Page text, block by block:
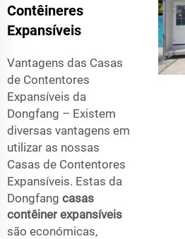
Contêineres
Expansíveis
Vantagens das Casas
de Contentores
Expansíveis da
Dongfang – Existem
diversas vantagens em
utilizar as nossas
Casas de Contentores
Expansíveis. Estas da
Dongfang casas
contêiner expansíveis
são económicas,